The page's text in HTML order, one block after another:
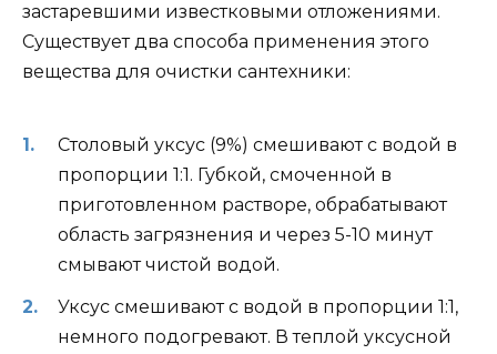
застаревшими известковыми отложениями.
Существует два способа применения этого
вещества для очистки сантехники:
Столовый уксус (9%) смешивают с водой в
пропорции 1:1. Губкой, смоченной в
приготовленном растворе, обрабатывают
область загрязнения и через 5-10 минут
смывают чистой водой.
Уксус смешивают с водой в пропорции 1:1,
немного подогревают. В теплой уксусной